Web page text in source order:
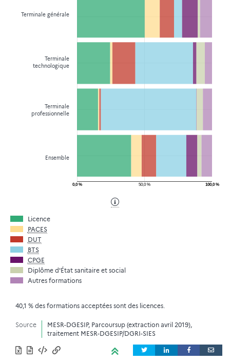
50,0 %
0,0 % 100,0 %
Terminale générale
Terminale
technologique
Terminale
professionnelle
Ensemble
Licence
PACES
DUT
BTS
CPGE
Diplôme d'État sanitaire et social
Autres formations
40,1 % des formations acceptées sont des licences.
Source
MESR-DGESIP, Parcoursup (extraction avril 2019),
traitement MESR-DGESIP/DGRI-SIES